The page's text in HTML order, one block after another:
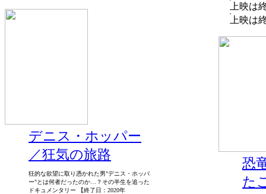
上映は
デニス・ホッパー
／狂気の旅路
狂的な欲望に取り憑かれた男"デニス・ホッパ
ー"とは何者だったのか…？その半生を追った
ドキュメンタリー 【終了日：2020年
上映は
恐
た